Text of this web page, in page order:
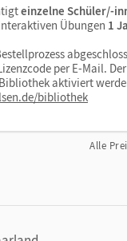
einzelne Schüler/-
Übungen 1
per E-Mail.
aktiviert
bibliothek
Alle